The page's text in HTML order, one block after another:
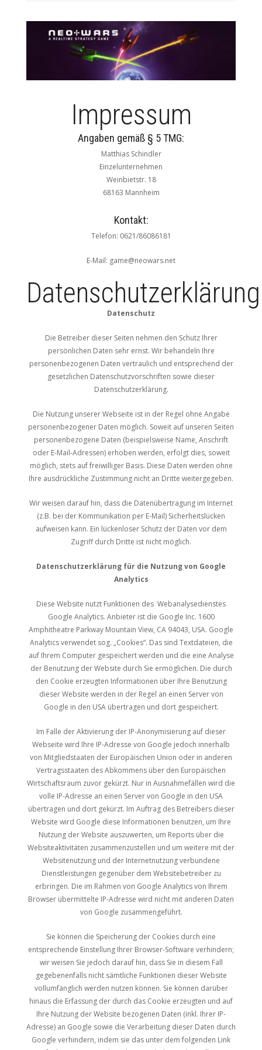
Impressum
Angaben gemäß § 5 TMG:
Matthias Schindler
Einzelunternehmen
Weinbietstr. 18
68163 Mannheim
Kontakt:
Telefon: 0621/86086181
E-Mail: game@neowars.net
Datenschutz
Die Betreiber dieser Seiten nehmen den Schutz Ihrer
persönlichen Daten sehr ernst. Wir behandeln Ihre
personenbezogenen Daten vertraulich und entsprechend der
gesetzlichen Datenschutzvorschriften sowie dieser
Datenschutzerklärung.
Die Nutzung unserer Webseite ist in der Regel ohne Angabe
personenbezogener Daten möglich. Soweit auf unseren Seiten
personenbezogene Daten (beispielsweise Name, Anschrift
oder E-Mail-Adressen) erhoben werden, erfolgt dies, soweit
möglich, stets auf freiwilliger Basis. Diese Daten werden ohne
Ihre ausdrückliche Zustimmung nicht an Dritte weitergegeben.
Wir weisen darauf hin, dass die Datenübertragung im Internet
(z.B. bei der Kommunikation per E-Mail) Sicherheitslücken
aufweisen kann. Ein lückenloser Schutz der Daten vor dem
Zugriff durch Dritte ist nicht möglich.
Datenschutzerklärung für die Nutzung von Google
Analytics
Diese Website nutzt Funktionen des Webanalysedienstes
Google Analytics. Anbieter ist die Google Inc. 1600
Amphitheatre Parkway Mountain View, CA 94043, USA. Google
Analytics verwendet sog. „Cookies“. Das sind Textdateien, die
auf Ihrem Computer gespeichert werden und die eine Analyse
der Benutzung der Website durch Sie ermöglichen. Die durch
den Cookie erzeugten Informationen über Ihre Benutzung
dieser Website werden in der Regel an einen Server von
Google in den USA übertragen und dort gespeichert.
Im Falle der Aktivierung der IP-Anonymisierung auf dieser
Webseite wird Ihre IP-Adresse von Google jedoch innerhalb
von Mitgliedstaaten der Europäischen Union oder in anderen
Vertragsstaaten des Abkommens über den Europäischen
Wirtschaftsraum zuvor gekürzt. Nur in Ausnahmefällen wird die
volle IP-Adresse an einen Server von Google in den USA
übertragen und dort gekürzt. Im Auftrag des Betreibers dieser
Website wird Google diese Informationen benutzen, um Ihre
Nutzung der Website auszuwerten, um Reports über die
Websiteaktivitäten zusammenzustellen und um weitere mit der
Websitenutzung und der Internetnutzung verbundene
Dienstleistungen gegenüber dem Websitebetreiber zu
erbringen. Die im Rahmen von Google Analytics von Ihrem
Browser übermittelte IP-Adresse wird nicht mit anderen Daten
von Google zusammengeführt.
Sie können die Speicherung der Cookies durch eine
entsprechende Einstellung Ihrer Browser-Software verhindern;
wir weisen Sie jedoch darauf hin, dass Sie in diesem Fall
gegebenenfalls nicht sämtliche Funktionen dieser Website
vollumfänglich werden nutzen können. Sie können darüber
hinaus die Erfassung der durch das Cookie erzeugten und auf
Ihre Nutzung der Website bezogenen Daten (inkl. Ihrer IP-
Adresse) an Google sowie die Verarbeitung dieser Daten durch
Google verhindern, indem sie das unter dem folgenden Link